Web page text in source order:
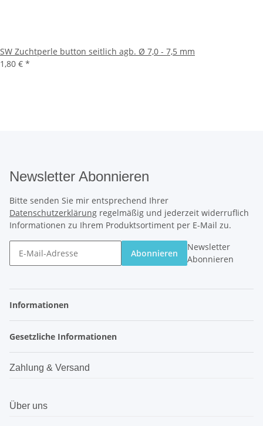
SW Zuchtperle button seitlich agb. Ø 7,0 - 7,5 mm
1,80 € *
Newsletter Abonnieren
Bitte senden Sie mir entsprechend Ihrer
Datenschutzerklärung regelmäßig und jederzeit widerruflich
Informationen zu Ihrem Produktsortiment per E-Mail zu.
Abonnieren
Newsletter
Abonnieren
Informationen
Gesetzliche Informationen
Zahlung & Versand
Über uns